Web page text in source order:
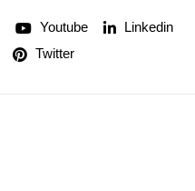
Youtube
Linkedin
Twitter